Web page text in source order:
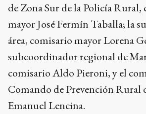
de Zona Sur de la Policía Rural,
mayor José Fermín Taballa; la
área, comisario mayor Lorena
subcoordinador regional de
comisario Aldo Pieroni, y el
Comando de Prevención Rural
Emanuel Lencina.